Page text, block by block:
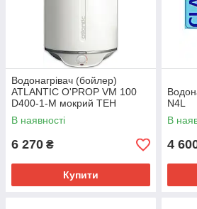
Водонагрівач (бойлер)
ATLANTIC O'PROP VM 100
D400-1-M мокрий ТЕН
В наявності
6 270 ₴
Купити
N4L
В
4